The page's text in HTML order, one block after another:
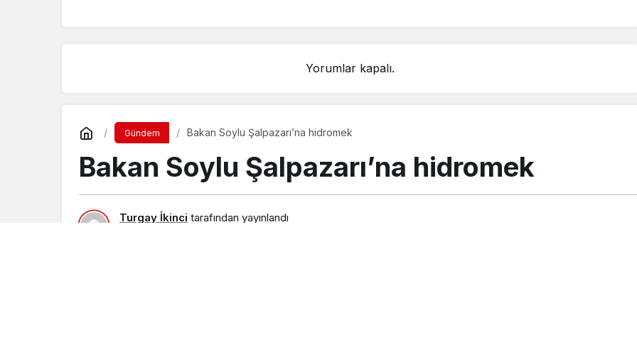
Yorumlar kapalı.
Gündem Bakan Soylu Şalpazarı’na hidromek
Bakan Soylu Şalpazarı’na hidromek
Turgay İkinci tarafından yayınlandı